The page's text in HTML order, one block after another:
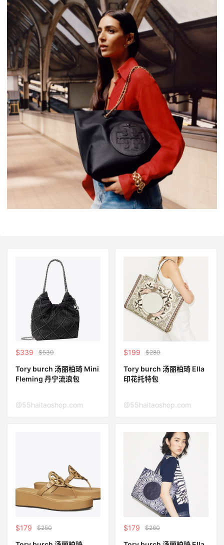
$339 $530
Tory burch 汤丽柏琦 Mini
Fleming 丹宁流浪包
@55haitaoshop.com
$199 $280
Tory burch 汤丽柏琦 Ella
印花托特包
@55haitaoshop.com
$179 $250 $179 $260